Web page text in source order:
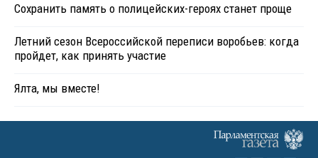
Сохранить память о полицейских-героях станет проще
Летний сезон Всероссийской переписи воробьев: когда
пройдет, как принять участие
Ялта, мы вместе!